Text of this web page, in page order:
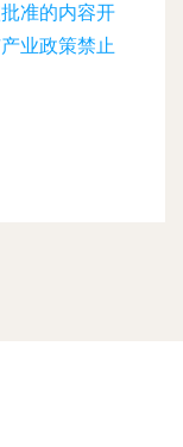
准的内容开
业政策禁止